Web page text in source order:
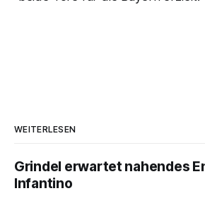
WEITERLESEN
Grindel erwartet nahendes
Infantino